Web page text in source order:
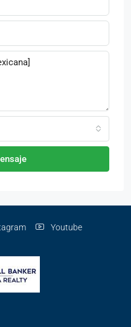
Youtube